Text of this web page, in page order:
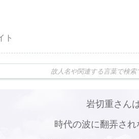
ト
岩切重さん
時代の波に翻弄され